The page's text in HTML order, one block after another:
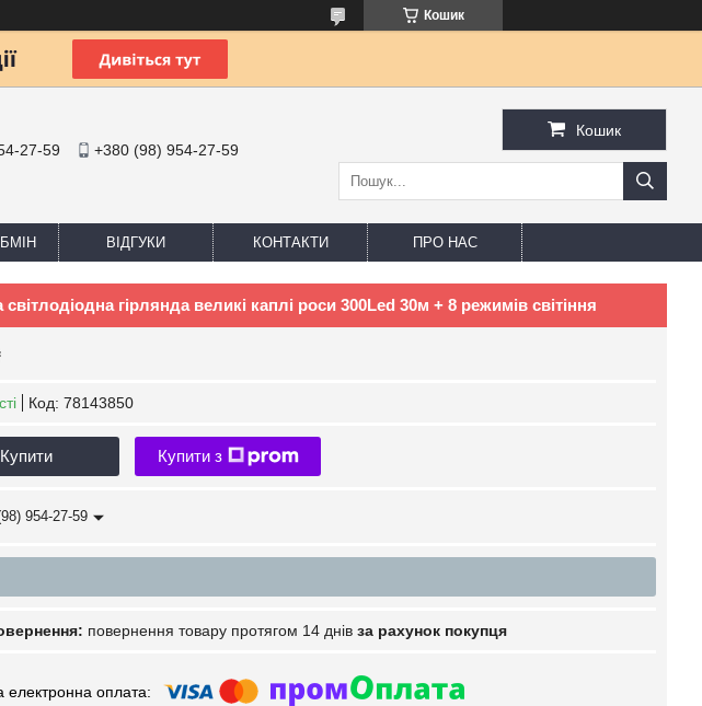
Кошик
27-59 +380 (98) 954-27-59
Кошик
ВІДГУКИ КОНТАКТИ ПРО НАС
гірлянда великі каплі роси 300Led 30м + 8 режимів світіння
Код: 78143850
Купити Купити з
954-27-59
повернення товару протягом 14 днів за рахунок покупця